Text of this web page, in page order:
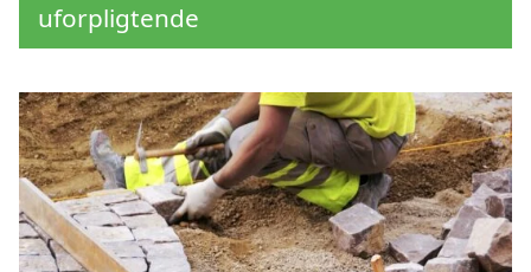
uforpligtende